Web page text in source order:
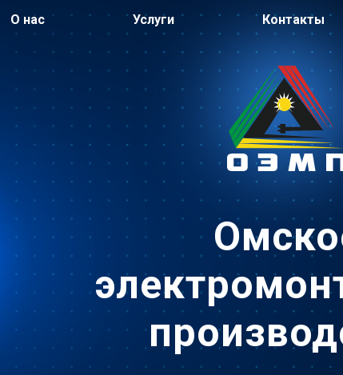
О нас Услуги Контакты